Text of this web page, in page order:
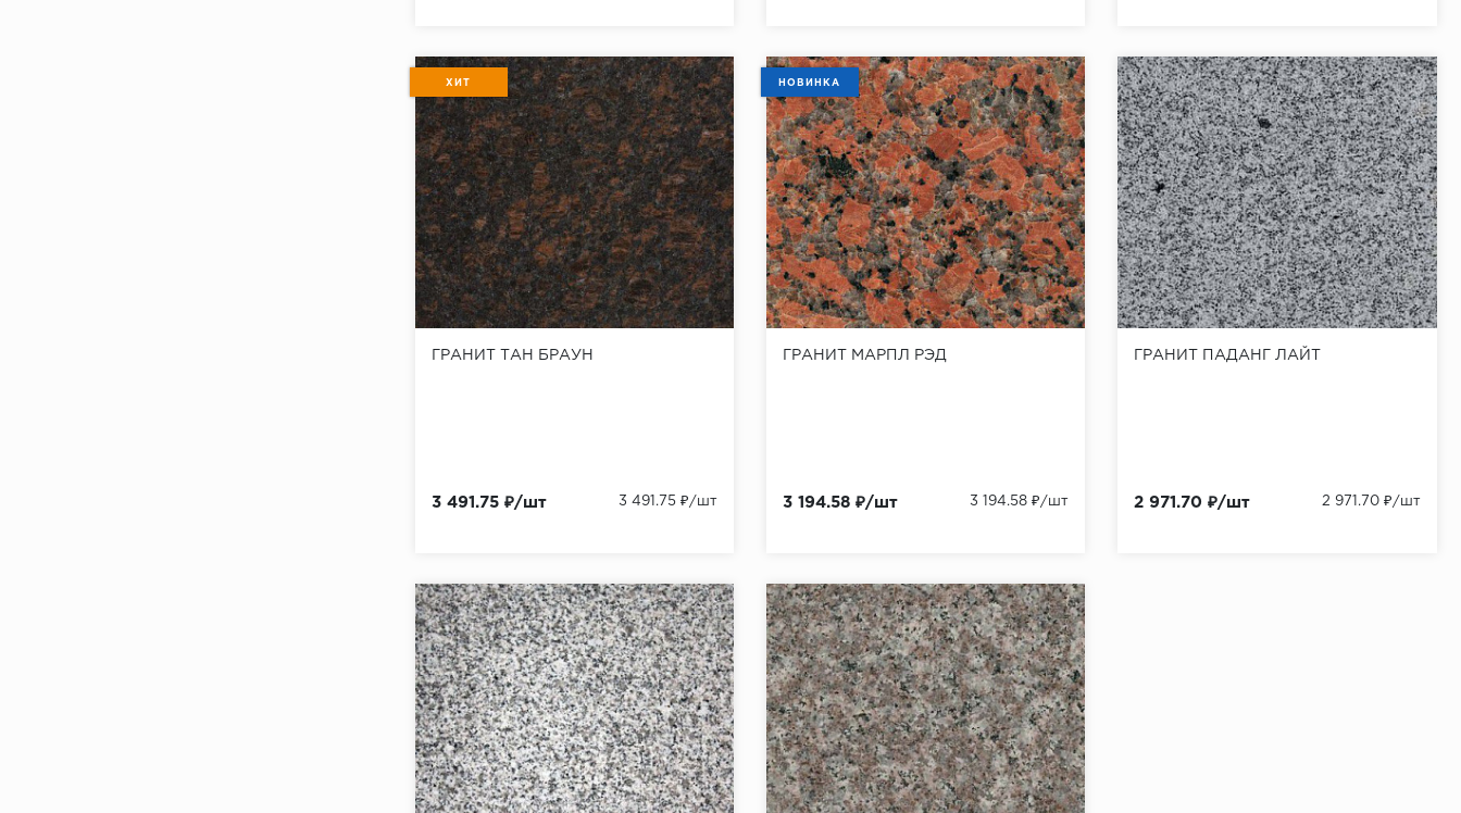
ХИТ
ГРАНИТ ТАН БРАУН
3 491.75 ₽/шт 3 491.75 ₽/шт
НОВИНКА
ГРАНИТ МАРПЛ РЭД
3 194.58 ₽/шт 3 194.58 ₽/шт
ГРАНИТ ПАДАНГ ЛАЙТ
2 971.70 ₽/шт 2 971.70 ₽/шт